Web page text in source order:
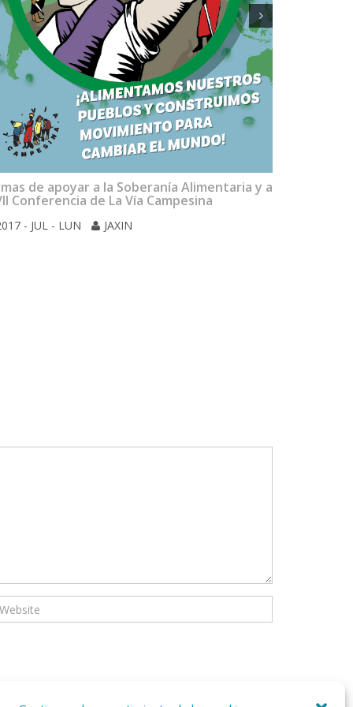
de apoyar a la Soberanía Alimentaria y a
Conferencia de La Vía Campesina
- JUL - LUN JAXIN